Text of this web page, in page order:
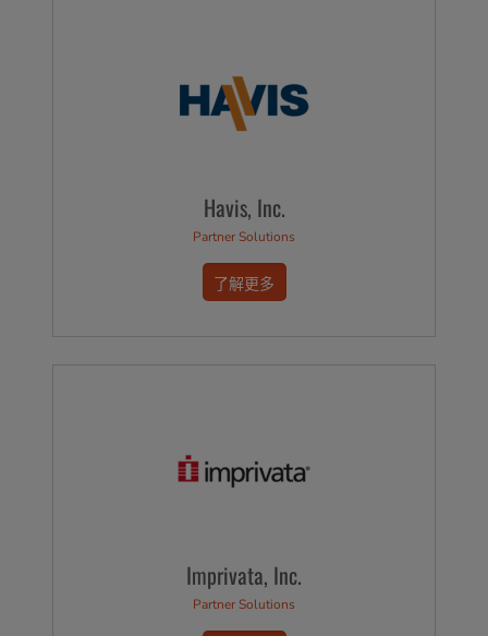
Havis, Inc.
Partner Solutions
了解更多
Imprivata, Inc.
Partner Solutions